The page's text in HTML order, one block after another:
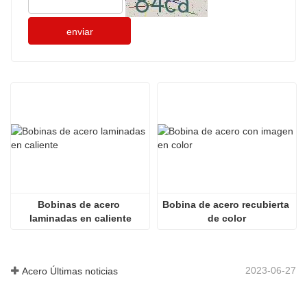
enviar
Bobinas de acero
laminadas en caliente
Bobina de acero recubierta
de color
Acero Últimas noticias 2023-06-27